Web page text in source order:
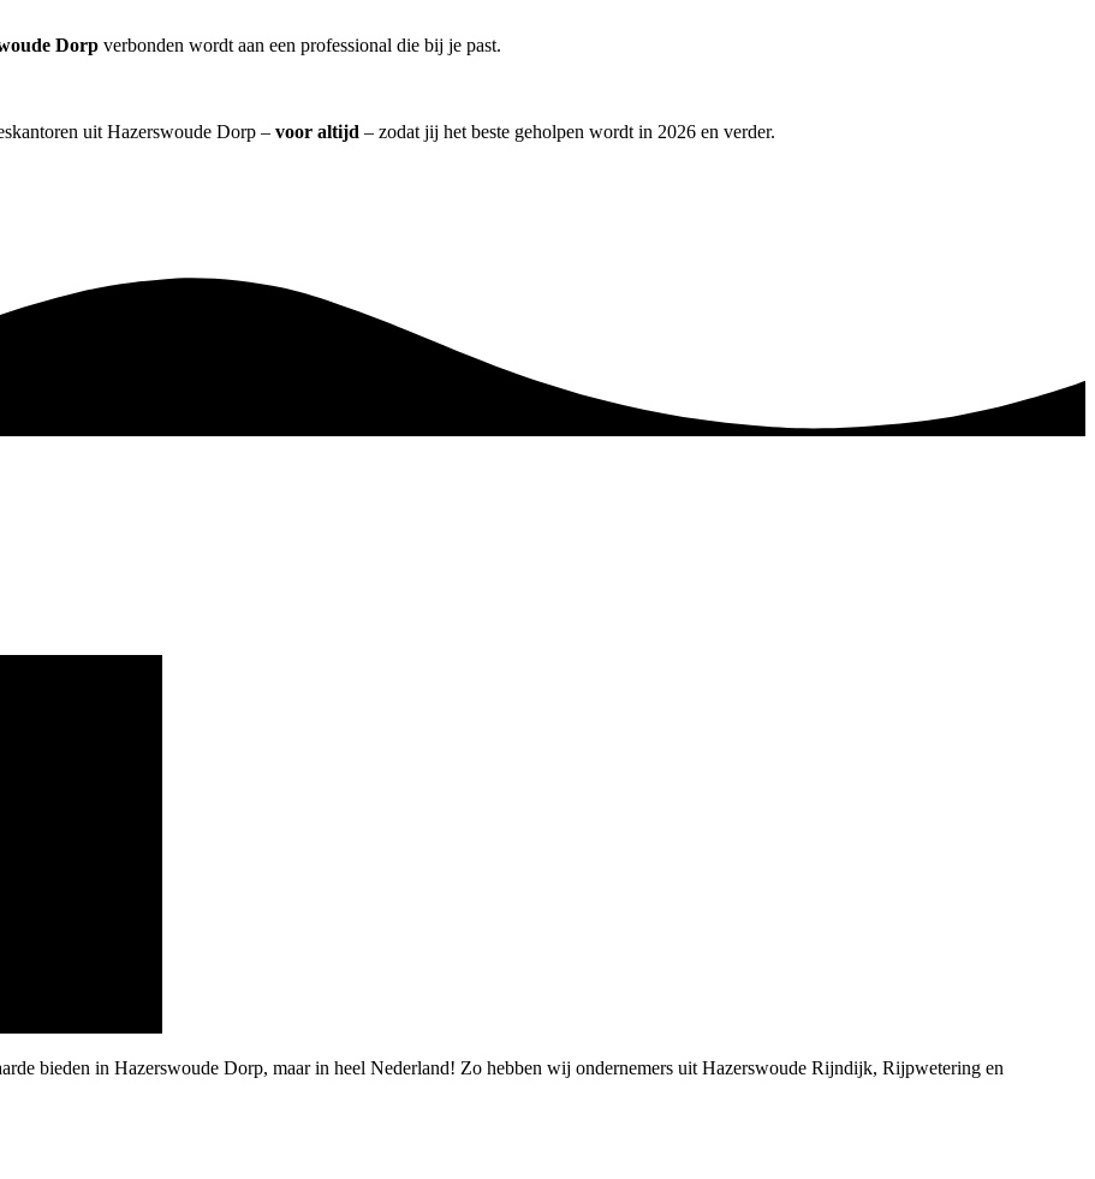
Dorp verbonden wordt aan een professional die bij je past.
uit Hazerswoude Dorp – voor altijd – zodat jij het beste geholpen wordt in 2026 en verder.
bieden in Hazerswoude Dorp, maar in heel Nederland! Zo hebben wij ondernemers uit Hazerswoude Rijndijk, Rijpwetering en